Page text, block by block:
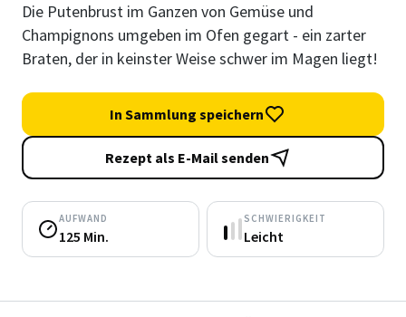
Die Putenbrust im Ganzen von Gemüse und
Champignons umgeben im Ofen gegart - ein zarter
Braten, der in keinster Weise schwer im Magen liegt!
In Sammlung speichern
Rezept als E-Mail senden
AUFWAND
125 Min.
SCHWIERIGKEIT
Leicht